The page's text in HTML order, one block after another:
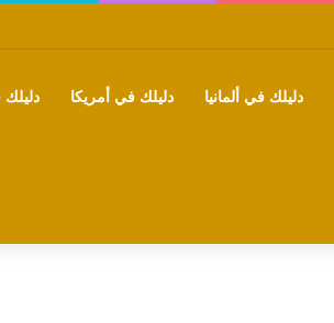
دليلك في ألمانيا دليلك في أمريكا دليلك